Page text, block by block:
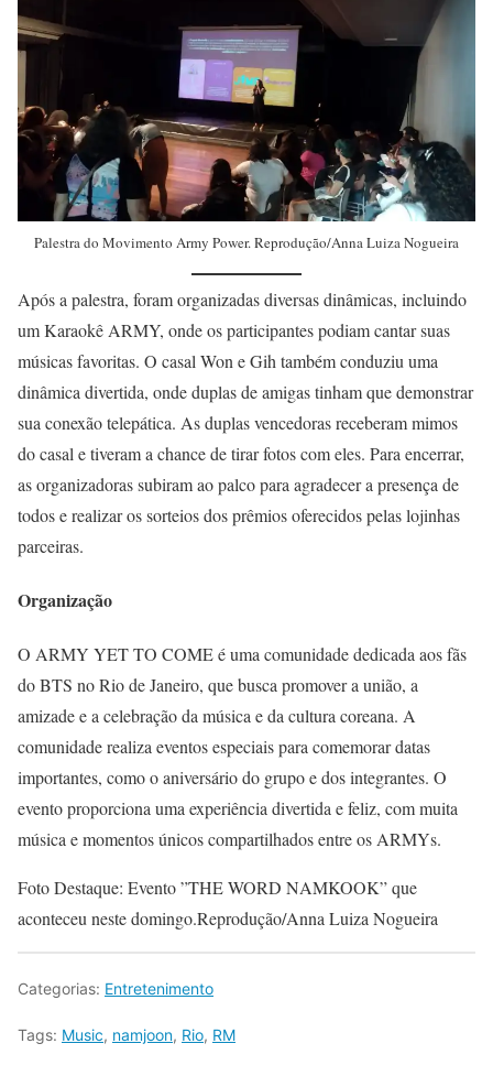
Palestra do Movimento Army Power. Reprodução/Anna Luiza Nogueira
Após a palestra, foram organizadas diversas dinâmicas, incluindo
um Karaokê ARMY, onde os participantes podiam cantar suas
músicas favoritas. O casal Won e Gih também conduziu uma
dinâmica divertida, onde duplas de amigas tinham que demonstrar
sua conexão telepática. As duplas vencedoras receberam mimos
do casal e tiveram a chance de tirar fotos com eles. Para encerrar,
as organizadoras subiram ao palco para agradecer a presença de
todos e realizar os sorteios dos prêmios oferecidos pelas lojinhas
parceiras.
Organização
O ARMY YET TO COME é uma comunidade dedicada aos fãs
do BTS no Rio de Janeiro, que busca promover a união, a
amizade e a celebração da música e da cultura coreana. A
comunidade realiza eventos especiais para comemorar datas
importantes, como o aniversário do grupo e dos integrantes. O
evento proporciona uma experiência divertida e feliz, com muita
música e momentos únicos compartilhados entre os ARMYs.
Foto Destaque: Evento ”THE WORD NAMKOOK” que
aconteceu neste domingo.Reprodução/Anna Luiza Nogueira
Categorias: Entretenimento
Tags: Music, namjoon, Rio, RM